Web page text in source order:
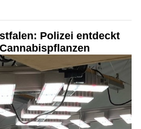
Polizei entdeckt